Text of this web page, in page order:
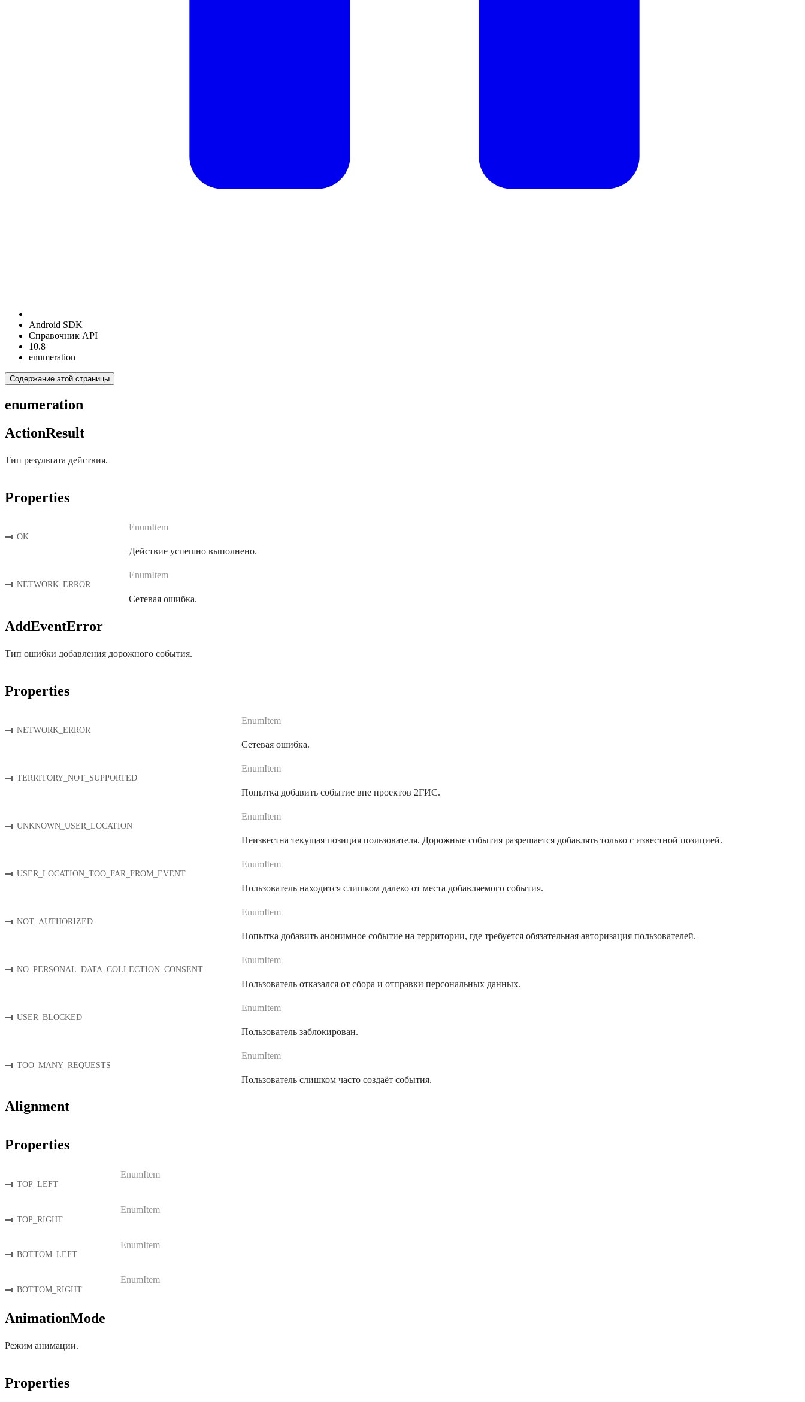
Android SDK
Справочник API
10.8
enumeration
Содержание этой страницы
enumeration
ActionResult
Тип результата действия.
Properties
OK
EnumItem
Действие успешно выполнено.
NETWORK_ERROR
EnumItem
Сетевая ошибка.
AddEventError
Тип ошибки добавления дорожного события.
Properties
NETWORK_ERROR
EnumItem
Сетевая ошибка.
TERRITORY_NOT_SUPPORTED
EnumItem
Попытка добавить событие вне проектов 2ГИС.
UNKNOWN_USER_LOCATION
EnumItem
Неизвестна текущая позиция пользователя. Дорожные события разрешается добавлять только с известной позицией.
USER_LOCATION_TOO_FAR_FROM_EVENT
EnumItem
Пользователь находится слишком далеко от места добавляемого события.
NOT_AUTHORIZED
EnumItem
Попытка добавить анонимное событие на территории, где требуется обязательная авторизация пользователей.
NO_PERSONAL_DATA_COLLECTION_CONSENT
EnumItem
Пользователь отказался от сбора и отправки персональных данных.
USER_BLOCKED
EnumItem
Пользователь заблокирован.
TOO_MANY_REQUESTS
EnumItem
Пользователь слишком часто создаёт события.
Alignment
Properties
TOP_LEFT
EnumItem
TOP_RIGHT
EnumItem
BOTTOM_LEFT
EnumItem
BOTTOM_RIGHT
EnumItem
AnimationMode
Режим анимации.
Properties